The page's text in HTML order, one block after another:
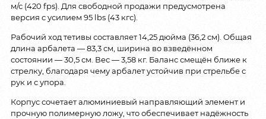
м/с (420 fps). Для свободной продажи предусмотрена
версия с усилием 95 lbs (43 кгс).
Рабочий ход тетивы составляет 14,25 дюйма (36,2 см). Общая
длина арбалета — 83,3 см, ширина во взведённом
состоянии — 30,5 см. Вес — 3,58 кг. Баланс смещён ближе к
стрелку, благодаря чему арбалет устойчив при стрельбе с
рук и с упора.
Корпус сочетает алюминиевый направляющий элемент и
прочную полимерную ложу, что обеспечивает надёжность